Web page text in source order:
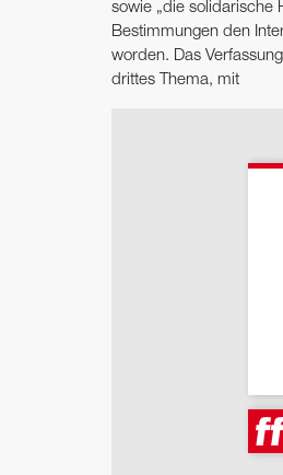
sowie „die solidarische
Bestimmungen den
worden. Das
drittes Thema, mit